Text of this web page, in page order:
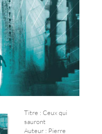
Titre : Ceux qui
sauront
Auteur : Pierre